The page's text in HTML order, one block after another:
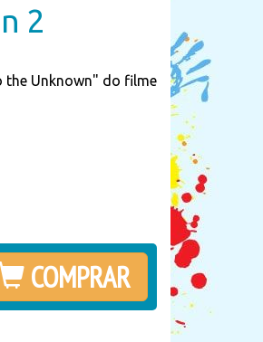
2
the Unknown" do filme
COMPRAR